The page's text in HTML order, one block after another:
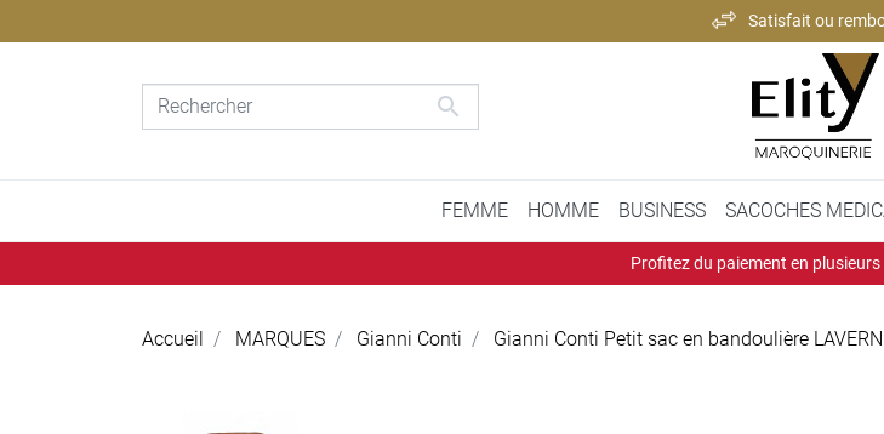
Satisfait ou
Paiement 100%
Expédition rapide et

FEMME HOMME BUSINESS SACOCHES
Profitez du paiement en
Accueil MARQUES Gianni Conti Gianni Conti Petit sac en bandoulière